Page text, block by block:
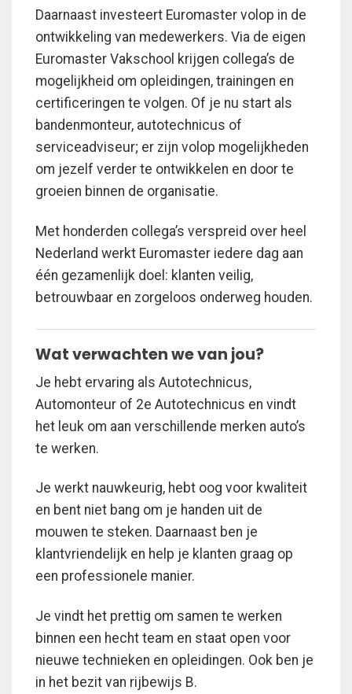
Daarnaast investeert Euromaster volop in de
ontwikkeling van medewerkers. Via de eigen
Euromaster Vakschool krijgen collega’s de
mogelijkheid om opleidingen, trainingen en
certificeringen te volgen. Of je nu start als
bandenmonteur, autotechnicus of
serviceadviseur; er zijn volop mogelijkheden
om jezelf verder te ontwikkelen en door te
groeien binnen de organisatie.
Met honderden collega’s verspreid over heel
Nederland werkt Euromaster iedere dag aan
één gezamenlijk doel: klanten veilig,
betrouwbaar en zorgeloos onderweg houden.
Wat verwachten we van jou?
Je hebt ervaring als Autotechnicus,
Automonteur of 2e Autotechnicus en vindt
het leuk om aan verschillende merken auto’s
te werken.
Je werkt nauwkeurig, hebt oog voor kwaliteit
en bent niet bang om je handen uit de
mouwen te steken. Daarnaast ben je
klantvriendelijk en help je klanten graag op
een professionele manier.
Je vindt het prettig om samen te werken
binnen een hecht team en staat open voor
nieuwe technieken en opleidingen. Ook ben je
in het bezit van rijbewijs B.